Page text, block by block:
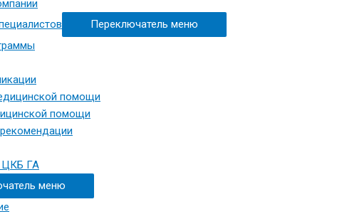
Переключатель меню
помощи
помощи
ЦКБ ГА
меню